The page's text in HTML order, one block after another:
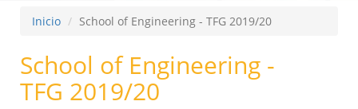
Inicio School of Engineering - TFG 2019/20
School of Engineering -
TFG 2019/20